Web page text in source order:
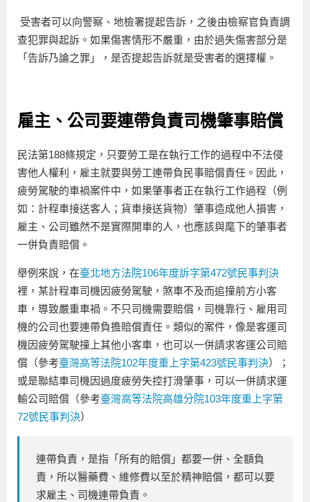
受害者可以向警察、地檢署提起告訴，之後由檢察官負責調
查犯罪與起訴。如果傷害情形不嚴重，由於過失傷害部分是
「告訴乃論之罪」，是否提起告訴就是受害者的選擇權。
雇主、公司要連帶負責司機肇事賠償
民法第188條規定，只要勞工是在執行工作的過程中不法侵
害他人權利，雇主就要與勞工連帶負民事賠償責任。因此，
疲勞駕駛的車禍案件中，如果肇事者正在執行工作過程（例
如：計程車接送客人；貨車接送貨物）肇事造成他人損害，
雇主、公司雖然不是實際開車的人，也應該與麾下的肇事者
一併負責賠償。
舉例來說，在臺北地方法院106年度訴字第472號民事判決
裡，某計程車司機因疲勞駕駛，煞車不及而追撞前方小客
車，導致嚴重車禍。不只司機需要賠償，司機靠行、雇用司
機的公司也要連帶負擔賠償責任。類似的案件，像是客運司
機因疲勞駕駛撞上其他小客車，也可以一併請求客運公司賠
償（參考臺灣高等法院102年度重上字第423號民事判決）；
或是聯結車司機因過度疲勞失控打滑肇事，可以一併請求運
輸公司賠償（參考臺灣高等法院高雄分院103年度重上字第
72號民事判決）
連帶負責，是指「所有的賠償」都要一併、全額負
責，所以醫藥費、維修費以至於精神賠償，都可以要
求雇主、司機連帶負責。